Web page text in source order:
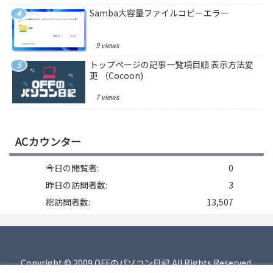
Samba大容量ファイルコピーエラー
9 views
トップページの記事一覧項目順 表示方法変
更 （Cocoon)
7 views
ACカウンター
今日の閲覧者:
0
昨日の訪問者数:
3
総訪問者数:
13,507
Copyright © 2009 OFFのパソコン日記 All Rights Reserved.